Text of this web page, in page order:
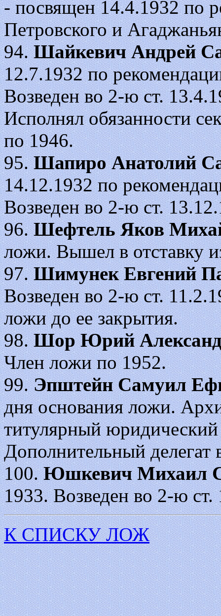
- посвящен 14.4.1932 по
Петровского и
94.Шайкевич Андрей
12.7.1932 по
Возведен во 2-ю ст.
Исполнял обязанности
по 1946.
95.Шапиро Анатолий
14.12.1932 по
Возведен во 2-ю ст.
96.Шефтель Яков
ложи. Вышел в отставку
97.Шимунек Евгений
Возведен во 2-ю ст.
ложи до ее закрытия.
98.Шор Юрий
Член ложи по 1952.
99.Эпштейн Самуил
дня основания ложи.
титулярный юридический
Дополнительный делегат
100.Юшкевич Михаил
1933. Возведен во 2-ю ст.
К СПИСКУ ЛОЖ